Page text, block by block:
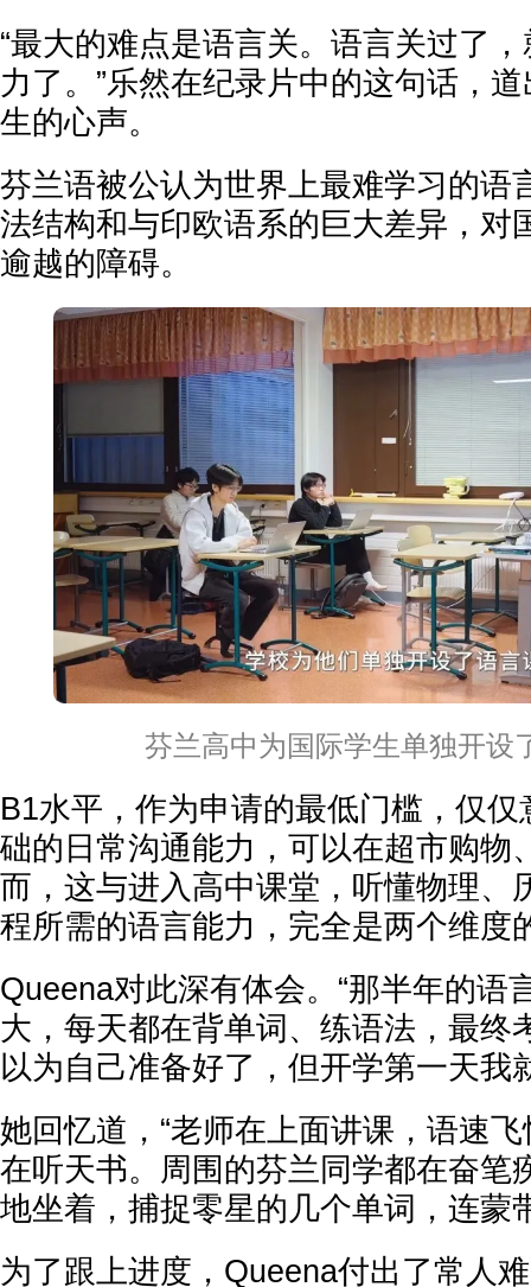
“最大的难点是语言关。语言关过了
力了。”乐然在纪录片中的这句话，
生的心声。
芬兰语被公认为世界上最难学习的语
法结构和与印欧语系的巨大差异，对
逾越的障碍。
芬兰高中为国际学生单独开设
B1水平，作为申请的最低门槛，仅
础的日常沟通能力，可以在超市购物
而，这与进入高中课堂，听懂物理、
程所需的语言能力，完全是两个维度
Queena对此深有体会。“那半年的语
大，每天都在背单词、练语法，最终
以为自己准备好了，但开学第一天我
她回忆道，“老师在上面讲课，语速
在听天书。周围的芬兰同学都在奋笔
地坐着，捕捉零星的几个单词，连蒙
为了跟上进度，Queena付出了常人